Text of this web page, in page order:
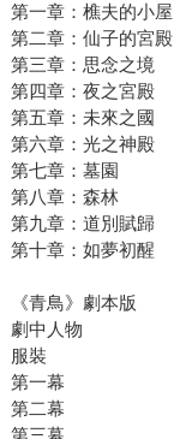
第一章：樵夫的小屋
第二章：仙子的宮殿
第三章：思念之境
第四章：夜之宮殿
第五章：未來之國
第六章：光之神殿
第七章：墓園
第八章：森林
第九章：道別賦歸
第十章：如夢初醒
《青鳥》劇本版
劇中人物
服裝
第一幕
第二幕
第三幕